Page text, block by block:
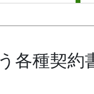
各種契約